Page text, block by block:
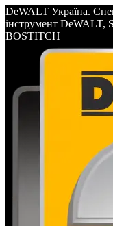
DeWALT Україна.
інструмент
BOSTITCH